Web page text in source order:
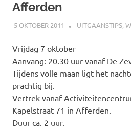
Afferden
5 OKTOBER 2011 SPOORZOEKER
UITGAANSTIPS,
Vrijdag 7 oktober
Aanvang: 20.30 uur vanaf De
Tijdens volle maan ligt het
prachtig bij.
Vertrek vanaf
Kapelstraat 71 in Afferden.
Duur ca. 2 uur.